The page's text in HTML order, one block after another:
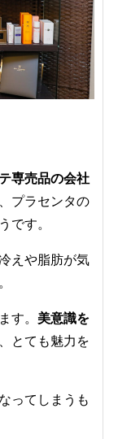
専売品の会社
プラセンタの
です。
えや脂肪が気
す。 美意識を
とても魅力を
ってしまうも